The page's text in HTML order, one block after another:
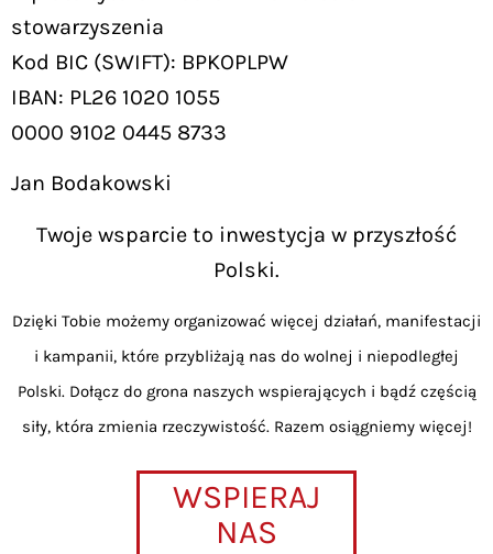
stowarzyszenia
Kod BIC (SWIFT): BPKOPLPW
IBAN: PL26 1020 1055
0000 9102 0445 8733
Jan Bodakowski
Twoje wsparcie to inwestycja w przyszłość
Polski.
Dzięki Tobie możemy organizować więcej działań, manifestacji
i kampanii, które przybliżają nas do wolnej i niepodległej
Polski. Dołącz do grona naszych wspierających i bądź częścią
siły, która zmienia rzeczywistość. Razem osiągniemy więcej!
WSPIERAJ
NAS